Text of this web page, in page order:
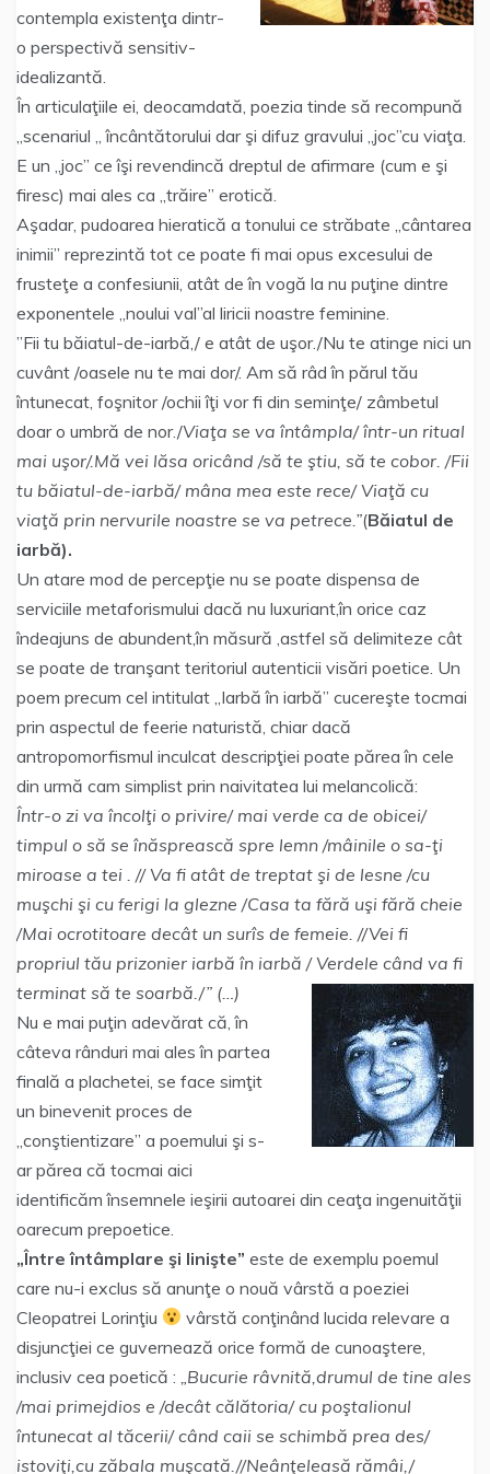
contempla existenţa dintr-
o perspectivă sensitiv-
idealizantă.
În articulaţiile ei, deocamdată, poezia tinde să recompună
„scenariul „ încântătorului dar şi difuz gravului „joc”cu viaţa.
E un „joc” ce îşi revendincă dreptul de afirmare (cum e şi
firesc) mai ales ca „trăire” erotică.
Aşadar, pudoarea hieratică a tonului ce străbate „cântarea
inimii” reprezintă tot ce poate fi mai opus excesului de
frusteţe a confesiunii, atât de în vogă la nu puţine dintre
exponentele „noului val”al liricii noastre feminine.
”Fii tu băiatul-de-iarbă,/ e atât de uşor./Nu te atinge nici un
cuvânt /oasele nu te mai dor/. Am să râd în părul tău
întunecat, foşnitor /ochii îţi vor fi din seminţe/ zâmbetul
doar o umbră de nor./Viaţa se va întâmpla/ într-un ritual
mai uşor/.Mă vei lăsa oricând /să te ştiu, să te cobor. /Fii
tu băiatul-de-iarbă/ mâna mea este rece/ Viaţă cu
viaţă prin nervurile noastre se va petrece.”(Băiatul de
iarbă).
Un atare mod de percepţie nu se poate dispensa de
serviciile metaforismului dacă nu luxuriant,în orice caz
îndeajuns de abundent,în măsură ,astfel să delimiteze cât
se poate de tranşant teritoriul autenticii visări poetice. Un
poem precum cel intitulat „Iarbă în iarbă” cucereşte tocmai
prin aspectul de feerie naturistă, chiar dacă
antropomorfismul inculcat descripţiei poate părea în cele
din urmă cam simplist prin naivitatea lui melancolică:
Într-o zi va încolţi o privire/ mai verde ca de obicei/
timpul o să se înăsprească spre lemn /mâinile o sa-ţi
miroase a tei . // Va fi atât de treptat şi de lesne /cu
muşchi şi cu ferigi la glezne /Casa ta fără uşi fără cheie
/Mai ocrotitoare decât un surîs de femeie. //Vei fi
propriul tău prizonier iarbă în iarbă / Verdele când va fi
terminat să te soarbă./” (…)
Nu e mai puţin adevărat că, în
câteva rânduri mai ales în partea
finală a plachetei, se face simţit
un binevenit proces de
„conştientizare” a poemului şi s-
ar părea că tocmai aici
identificăm însemnele ieşirii autoarei din ceaţa ingenuităţii
oarecum prepoetice.
„Între întâmplare şi linişte” este de exemplu poemul
care nu-i exclus să anunţe o nouă vârstă a poeziei
Cleopatrei Lorinţiu
vârstă conţinând lucida relevare a
disjuncţiei ce guvernează orice formă de cunoaştere,
inclusiv cea poetică : „Bucurie râvnită,drumul de tine ales
/mai primejdios e /decât călătoria/ cu poştalionul
întunecat al tăcerii/ când caii se schimbă prea des/
istoviţi,cu zăbala muşcată.//Neânţeleasă rămâi,/